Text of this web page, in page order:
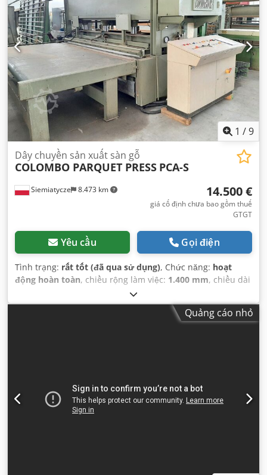
1 /9
Siemiatycze 8.473 km
Dây chuyền sản xuất sàn gỗ
COLOMBO PARQUET PRESS PCA-S
14.500 €
giá cố định chưa bao gồm thuế
GTGT
Yêu cầu Gọi điện
Tình trạng: rất tốt (đã qua sử dụng), Chức năng: hoạt
động hoàn toàn, chiều rộng làm việc: 1.400 mm, chiều dài
, chiều dài hành trình:
Quảng cáo nhỏ